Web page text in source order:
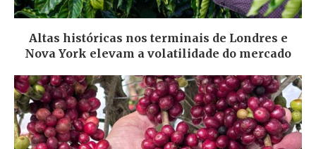
Altas históricas nos terminais de Londres e
Nova York elevam a volatilidade do mercado